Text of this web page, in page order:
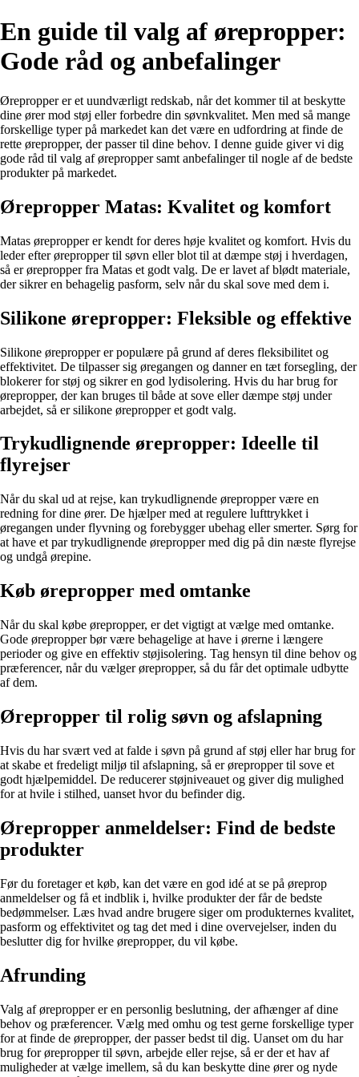
En guide til valg af ørepropper:
Gode råd og anbefalinger
Ørepropper er et uundværligt redskab, når det kommer til at beskytte
dine ører mod støj eller forbedre din søvnkvalitet. Men med så mange
forskellige typer på markedet kan det være en udfordring at finde de
rette ørepropper, der passer til dine behov. I denne guide giver vi dig
gode råd til valg af ørepropper samt anbefalinger til nogle af de bedste
produkter på markedet.
Ørepropper Matas: Kvalitet og komfort
Matas ørepropper er kendt for deres høje kvalitet og komfort. Hvis du
leder efter ørepropper til søvn eller blot til at dæmpe støj i hverdagen,
så er ørepropper fra Matas et godt valg. De er lavet af blødt materiale,
der sikrer en behagelig pasform, selv når du skal sove med dem i.
Silikone ørepropper: Fleksible og effektive
Silikone ørepropper er populære på grund af deres fleksibilitet og
effektivitet. De tilpasser sig øregangen og danner en tæt forsegling, der
blokerer for støj og sikrer en god lydisolering. Hvis du har brug for
ørepropper, der kan bruges til både at sove eller dæmpe støj under
arbejdet, så er silikone ørepropper et godt valg.
Trykudlignende ørepropper: Ideelle til
flyrejser
Når du skal ud at rejse, kan trykudlignende ørepropper være en
redning for dine ører. De hjælper med at regulere lufttrykket i
øregangen under flyvning og forebygger ubehag eller smerter. Sørg for
at have et par trykudlignende ørepropper med dig på din næste flyrejse
og undgå ørepine.
Køb ørepropper med omtanke
Når du skal købe ørepropper, er det vigtigt at vælge med omtanke.
Gode ørepropper bør være behagelige at have i ørerne i længere
perioder og give en effektiv støjisolering. Tag hensyn til dine behov og
præferencer, når du vælger ørepropper, så du får det optimale udbytte
af dem.
Ørepropper til rolig søvn og afslapning
Hvis du har svært ved at falde i søvn på grund af støj eller har brug for
at skabe et fredeligt miljø til afslapning, så er ørepropper til sove et
godt hjælpemiddel. De reducerer støjniveauet og giver dig mulighed
for at hvile i stilhed, uanset hvor du befinder dig.
Ørepropper anmeldelser: Find de bedste
produkter
Før du foretager et køb, kan det være en god idé at se på øreprop
anmeldelser og få et indblik i, hvilke produkter der får de bedste
bedømmelser. Læs hvad andre brugere siger om produkternes kvalitet,
pasform og effektivitet og tag det med i dine overvejelser, inden du
beslutter dig for hvilke ørepropper, du vil købe.
Afrunding
Valg af ørepropper er en personlig beslutning, der afhænger af dine
behov og præferencer. Vælg med omhu og test gerne forskellige typer
for at finde de ørepropper, der passer bedst til dig. Uanset om du har
brug for ørepropper til søvn, arbejde eller rejse, så er der et hav af
muligheder at vælge imellem, så du kan beskytte dine ører og nyde